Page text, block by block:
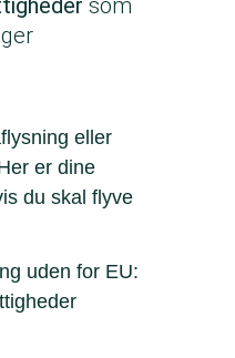
som
eller
er dine
du skal flyve
uden for EU: